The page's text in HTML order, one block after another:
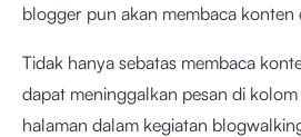
blogger pun akan membaca konten
Tidak hanya sebatas membaca
dapat meninggalkan pesan di
halaman dalam kegiatan